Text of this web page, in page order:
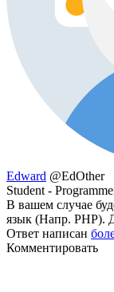
Edward @EdOther
Student -
В вашем случае
язык (Напр. PHP).
Ответ написан
Комментировать